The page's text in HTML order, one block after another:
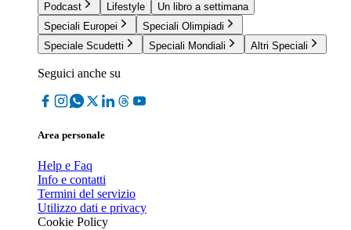
Podcast
Lifestyle
Un libro a settimana
Speciali Europei
Speciali Olimpiadi
Speciale Scudetti
Speciali Mondiali Altri Speciali
Seguici anche su
Area personale
Help e Faq
Info e contatti
Termini del servizio
Utilizzo dati e privacy
Cookie Policy